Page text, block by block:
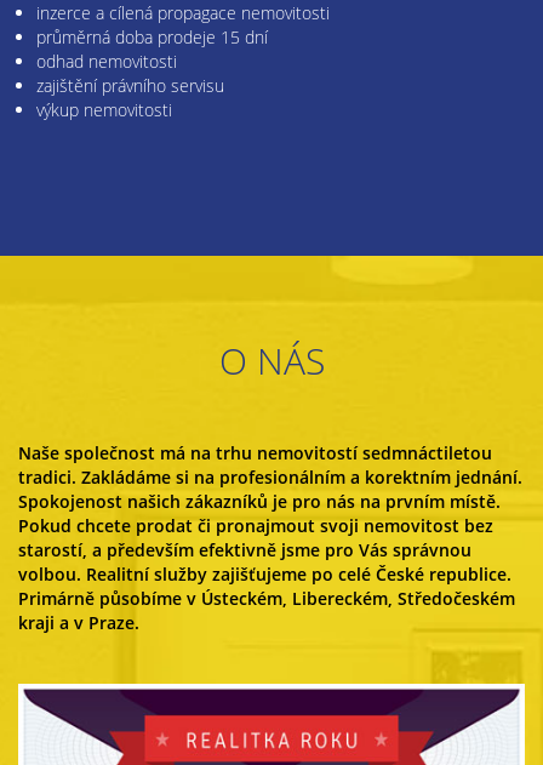
inzerce a cílená propagace nemovitosti
průměrná doba prodeje 15 dní
odhad nemovitosti
zajištění právního servisu
výkup nemovitosti
O NÁS
Naše společnost má na trhu nemovitostí sedmnáctiletou
tradici. Zakládáme si na profesionálním a korektním jednání.
Spokojenost našich zákazníků je pro nás na prvním místě.
Pokud chcete prodat či pronajmout svoji nemovitost bez
starostí, a především efektivně jsme pro Vás správnou
volbou. Realitní služby zajišťujeme po celé České republice.
Primárně působíme v Ústeckém, Libereckém, Středočeském
kraji a v Praze.